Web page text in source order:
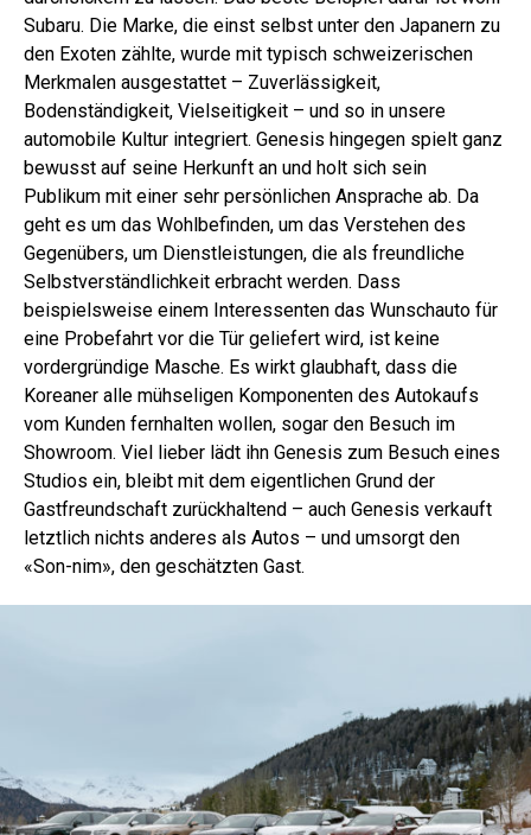
Subaru. Die Marke, die einst selbst unter den Japanern zu
den Exoten zählte, wurde mit typisch schweizerischen
Merkmalen ausgestattet – Zuverlässigkeit,
Bodenständigkeit, Vielseitigkeit – und so in unsere
automobile Kultur integriert. Genesis hingegen spielt ganz
bewusst auf seine Herkunft an und holt sich sein
Publikum mit einer sehr persönlichen Ansprache ab. Da
geht es um das Wohlbefinden, um das Verstehen des
Gegenübers, um Dienstleistungen, die als freundliche
Selbstverständlichkeit erbracht werden. Dass
beispielsweise einem Interessenten das Wunschauto für
eine Probefahrt vor die Tür geliefert wird, ist keine
vordergründige Masche. Es wirkt glaubhaft, dass die
Koreaner alle mühseligen Komponenten des Autokaufs
vom Kunden fernhalten wollen, sogar den Besuch im
Showroom. Viel lieber lädt ihn Genesis zum Besuch eines
Studios ein, bleibt mit dem eigentlichen Grund der
Gastfreundschaft zurückhaltend – auch Genesis verkauft
letztlich nichts anderes als Autos – und umsorgt den
«Son-nim», den geschätzten Gast.